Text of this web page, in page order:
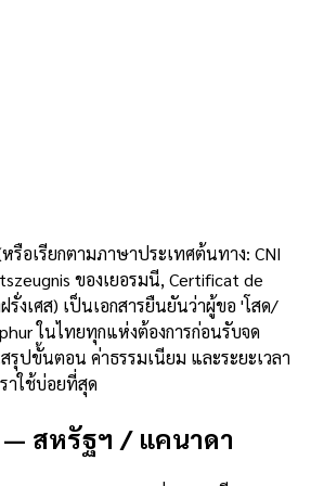
รือเรียกตามภาษาประเทศต้นทาง: CNI
ของเยอรมนี, Certificat de
รั่งเศส) เป็นเอกสารยืนยันว่าผู้ขอ 'โสด/
ในไทยทุกแห่งต้องการก่อนรับจด
ปขั้นตอน ค่าธรรมเนียม และระยะเวลา
าใช้บ่อยที่สุด
— สหรัฐฯ / แคนาดา